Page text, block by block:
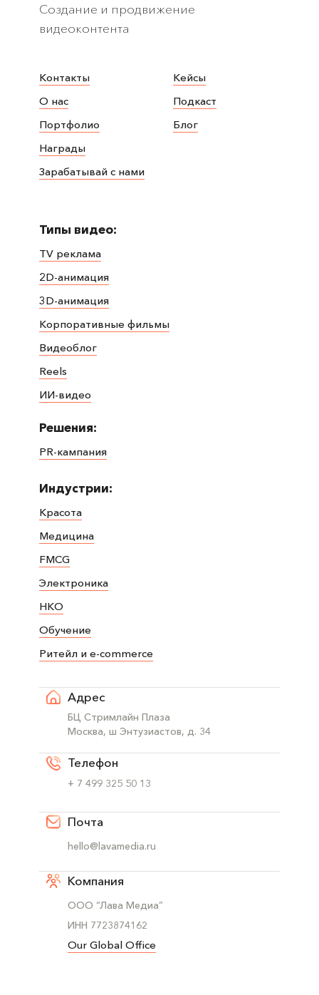
Создание и продвижение
видеоконтента
Контакты
О нас
Портфолио
Награды
Зарабатывай с нами
Кейсы
Подкаст
Блог
Типы видео:
TV реклама
2D-анимация
3D-анимация
Корпоративные фильмы
Видеоблог
Reels
ИИ-видео
Решения:
PR-кампания
Индустрии:
Красота
Медицина
FMCG
Электроника
НКО
Обучение
Ритейл и e-commerce
Адрес
БЦ Стримлайн Плаза
Москва, ш Энтузиастов, д. 34
Телефон
+ 7 499 325 50 13
Почта
hello@lavamedia.ru
Компания
ООО “Лава Медиа”
ИНН 7723874162
Our Global Office